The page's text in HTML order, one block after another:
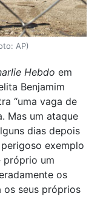
AP)
Hebdo em
Benjamim
“uma vaga de
Mas um ataque
dias depois
exemplo
próprio um
os
os seus próprios